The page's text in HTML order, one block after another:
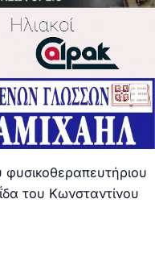
φυσικοθεραπευτήριου
του Κωνσταντίνου